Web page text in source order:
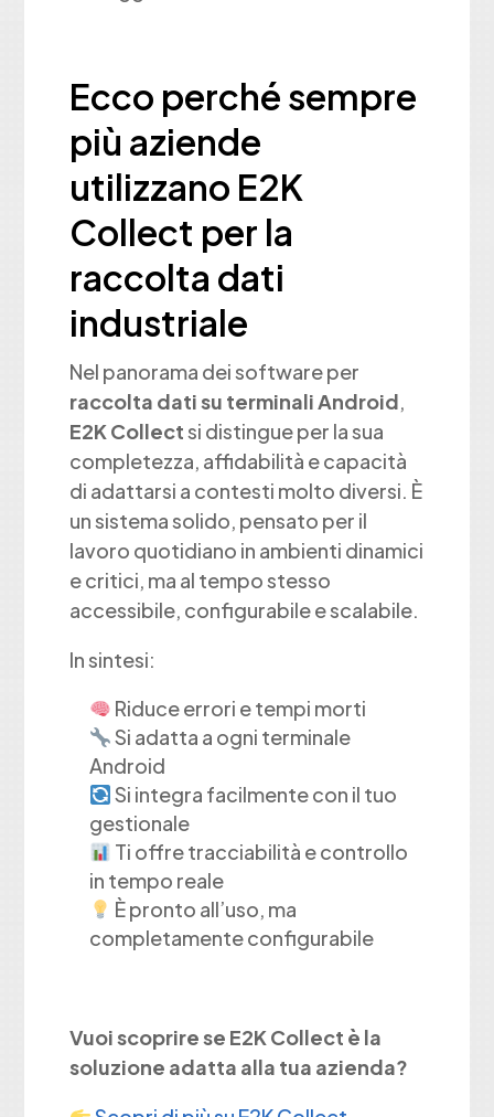
Ecco perché sempre
più aziende
utilizzano E2K
Collect per la
raccolta dati
industriale
Nel panorama dei software per
raccolta dati su terminali Android,
E2K Collectsi distingue per la sua
completezza, affidabilità e capacità
di adattarsi a contesti molto diversi. È
un sistema solido, pensato per il
lavoro quotidiano in ambienti dinamici
e critici, ma al tempo stesso
accessibile, configurabile e scalabile.
In sintesi:
Riduce errori e tempi morti
Si adatta a ogni terminale
Android
Si integra facilmente con il tuo
gestionale
Ti offre tracciabilità e controllo
in tempo reale
È pronto all’uso, ma
completamente configurabile
Vuoi scoprire se E2K Collect è la
soluzione adatta alla tua azienda?